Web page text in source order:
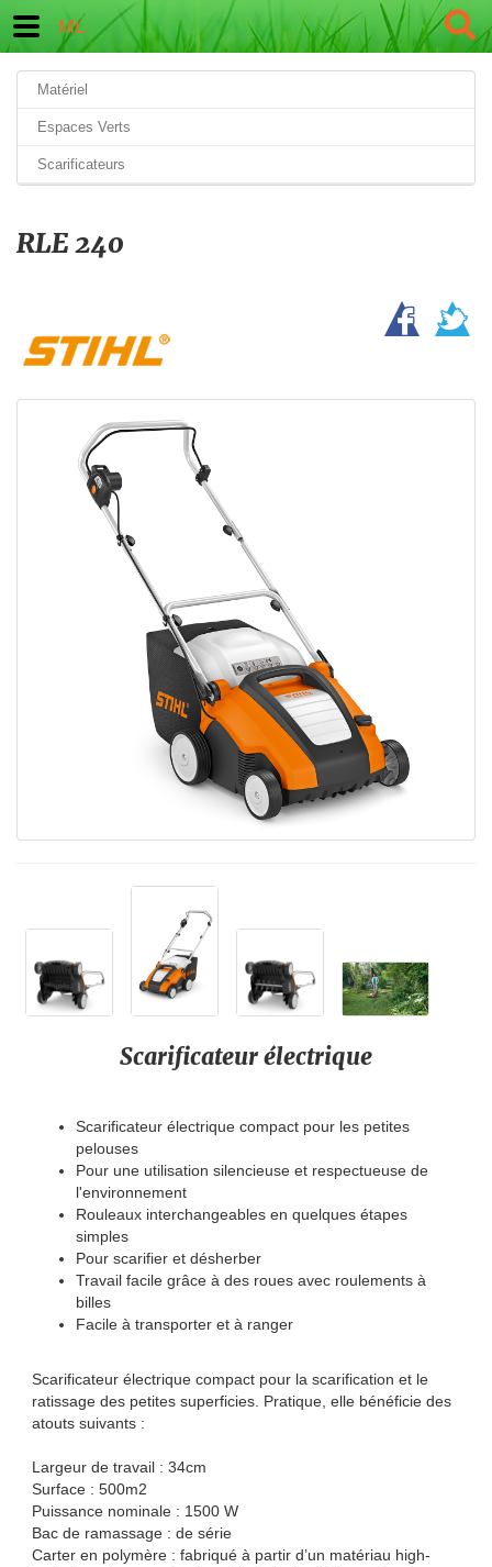
ML
Matériel
Espaces Verts
Scarificateurs
RLE 240
Scarificateur électrique
Scarificateur électrique compact pour les petites
pelouses
Pour une utilisation silencieuse et respectueuse de
l'environnement
Rouleaux interchangeables en quelques étapes
simples
Pour scarifier et désherber
Travail facile grâce à des roues avec roulements à
billes
Facile à transporter et à ranger
Scarificateur électrique compact pour la scarification et le
ratissage des petites superficies. Pratique, elle bénéficie des
atouts suivants :
Largeur de travail : 34cm
Surface : 500m2
Puissance nominale : 1500 W
Bac de ramassage : de série
Carter en polymère : fabriqué à partir d’un matériau high-